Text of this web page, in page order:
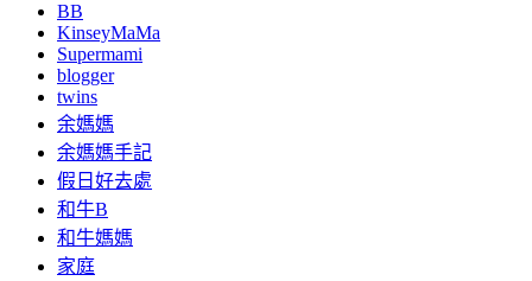
BB
KinseyMaMa
Supermami
blogger
twins
余媽媽
余媽媽手記
假日好去處
和牛B
和牛媽媽
家庭